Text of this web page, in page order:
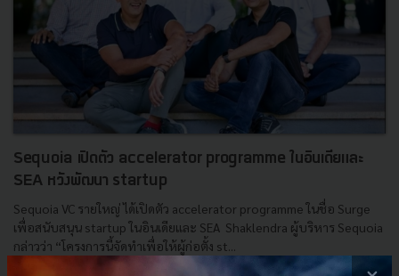
Sequoia เปิดตัว accelerator programme ในอินเดียและ
SEA หวังพัฒนา startup
Sequoia VC รายใหญ่ ได้เปิดตัว accelerator programme ในชื่อ Surge
เพื่อสนับสนุน startup ในอินเดียและ SEA Shaklendra ผู้บริหาร Sequoia
กล่าวว่า “โครงการนี้จัดทำเพื่อให้ผู้ก่อตั้ง st...